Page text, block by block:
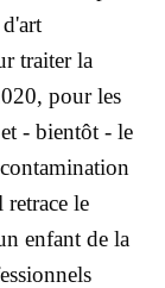
traiter la
pour les
- bientôt - le
le
enfant de la